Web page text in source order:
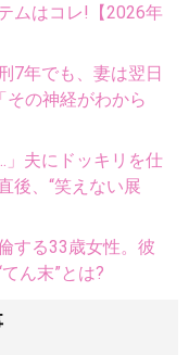
ムはコレ!【2026年
7年でも、妻は翌日
その神経がわから
夫にドッキリを仕
後、“笑えない展
する33歳女性。彼
ん末”とは?